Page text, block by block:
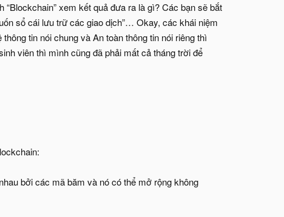
xem kết quả đưa ra là gì? Các bạn sẽ bắt
sổ cái lưu trữ các giao dịch”… Okay, các khái niệm
tin nói chung và An toàn thông tin nói riêng thì
viên thì mình cũng đã phải mất cả tháng trời để
bởi các mã băm và nó có thể mở rộng không